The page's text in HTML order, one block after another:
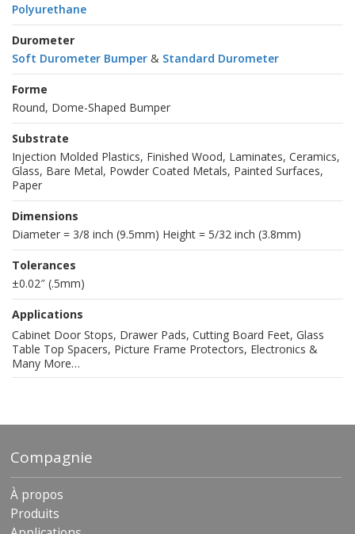
Polyurethane
Durometer
Soft Durometer Bumper & Standard Durometer
Forme
Round, Dome-Shaped Bumper
Substrate
Injection Molded Plastics, Finished Wood, Laminates, Ceramics,
Glass, Bare Metal, Powder Coated Metals, Painted Surfaces,
Paper
Dimensions
Diameter = 3/8 inch (9.5mm) Height = 5/32 inch (3.8mm)
Tolerances
±0.02″ (.5mm)
Applications
Cabinet Door Stops, Drawer Pads, Cutting Board Feet, Glass
Table Top Spacers, Picture Frame Protectors, Electronics &
Many More…
Compagnie
À propos
Produits